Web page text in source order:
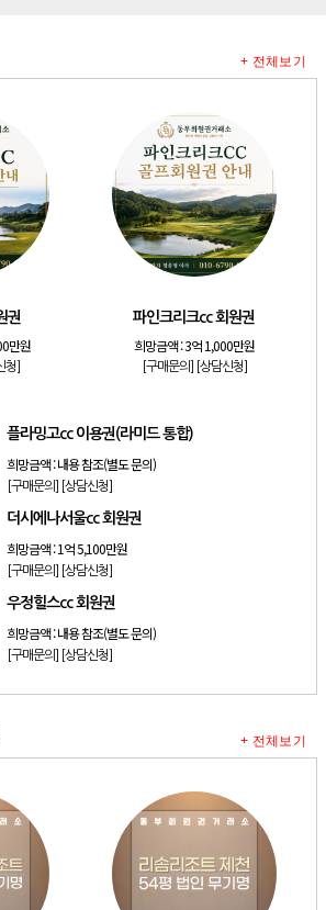
회원제 무기명
등기 기명
트 등기 무기명
트 등기 기명
제큐티브 무기명 회원제
권
만원
청]
파인크리크cc 회원권
희망금액 :3억 1,000만원
[구매문의] [상담신청]
플라밍고cc 이용권(라미드 통합)
희망금액 :내용 참조(별도 문의)
[구매문의] [상담신청]
더시에나서울cc 회원권
희망금액 :1억 5,100만원
[구매문의] [상담신청]
우정힐스cc 회원권
희망금액 :내용 참조(별도 문의)
[구매문의] [상담신청]
+ 전체보기
+ 전체보기